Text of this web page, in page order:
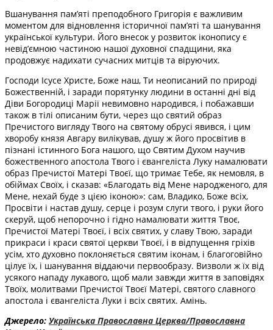
Вшанування пам’яті преподобного Григорія є важливим
моментом для відновлення історичної пам’яті та шанування
української культури. Його внесок у розвиток іконопису є
невід’ємною частиною нашої духовної спадщини, яка
продовжує надихати сучасних митців та віруючих.
Господи Ісусе Христе, Боже наш, Ти неописаний по природі
Божественній, i заради порятунку людини в останні дні від
Діви Богородиці Марії невимовно народився, i побажавши
також в тілі описаним бути, через що святий образ
Пречистого вигляду Твого на святому обрусі явився, i цим
хворобу князя Авгару вилікував, душу ж його просвітив в
пізнані істинного Бога нашого, що Святим Духом научив
божественного апостола Твого i євангеліста Луку намалювати
образ Пречистої Матері Твоєї, що тримає Тебе, як немовля, в
обіймах Своїх, i сказав: «Благодать від Мене народженого, для
Мене, нехай буде з цією іконою»: сам, Владико, Боже всіх,
Просвіти i настав душу, серце i розум слуги твого, i руки його
скеруй, щоб непорочно i гідно намалювати життя Твоє,
Пречистої Матері Твоєї, i всіх святих, у славу Твою, заради
прикраси i краси святої церкви Твоєї, i в відпущення гріхів
усім, хто духовно поклоняється святим іконам, i благоговійно
цілує їх, i шанування віддаючи первообразу. Визволи ж їх від
усякого нападу лукавого, щоб мали завжди життя в заповідях
Твоїх, молитвами Пречистої Твоєї Матері, святого славного
апостола i євангеліста Луки i всіх святих. Амінь.
Джерело: Українська Православна Церква/Православна